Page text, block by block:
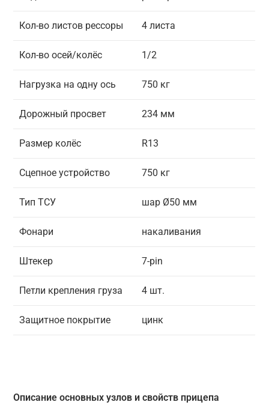
Кол-во листов рессоры 4 листа
Кол-во осей/колёс 1/2
Нагрузка на одну ось 750 кг
Дорожный просвет 234 мм
Размер колёс R13
Сцепное устройство 750 кг
Тип ТСУ шар Ø50 мм
Фонари накаливания
Штекер 7-pin
Петли крепления груза 4 шт.
Защитное покрытие цинк
Описание основных узлов и свойств прицепа